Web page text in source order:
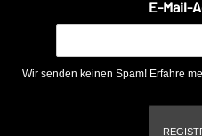
E-Mail-
Wir senden keinen Spam! Erfahre